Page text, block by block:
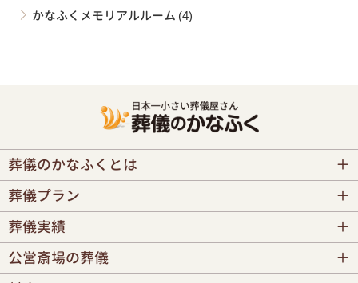
かなふくメモリアルルーム (4)
葬儀のかなふくとは
葬儀プラン
葬儀実績
公営斎場の葬儀